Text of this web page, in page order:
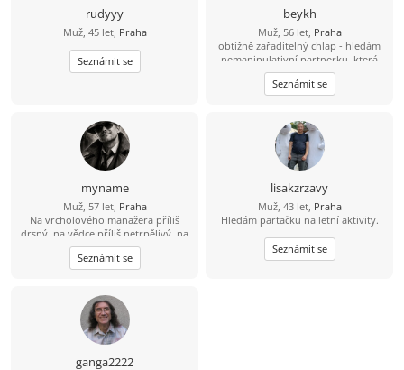
rudyyy
Muž, 45 let, Praha
Seznámit se
beykh
Muž, 56 let, Praha
obtížně zařaditelný chlap - hledám
nemanipulativní partnerku, která
nenosí masky, netahá za sebou stíny
a nemá zálibu v dramatech.... Je
taková? je jich málo, pro takovou si
Seznámit se
myname
Muž, 57 let, Praha
Na vrcholového manažera příliš
drsný, na vědce příliš netrpělivý, na
mafiána příliš opatrný, na
úspěšného investora příliš líný, na
lenocha příliš aktivní, na to abych
se vyhýbal vztahu se ženou příliš
romantický. Snad si jednoho dne
konečně vyberu, kým chci být. A
nebo taky ne. Blíženci nemusí. :-)
Seznámit se
lisakzrzavy
Muž, 43 let, Praha
Hledám parťačku na letní aktivity.
Seznámit se
ganga2222